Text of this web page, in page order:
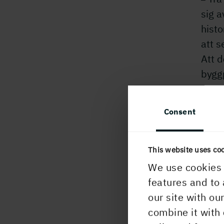
Consent
This website uses
We use
features and to
our site with
combine it with
sig
att
Att
–